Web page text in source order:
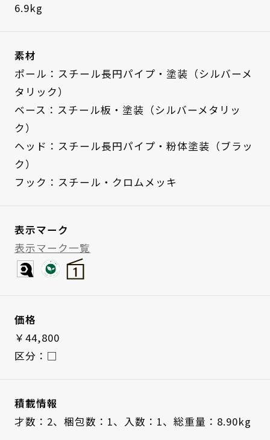
6.9kg
素材
ポール：スチール長円パイプ・塗装（シルバーメ
タリック）
ベース：スチール板・塗装（シルバーメタリッ
ク）
ヘッド：スチール長円パイプ・粉体塗装（ブラッ
ク）
フック：スチール・クロムメッキ
表示マーク
表示マーク一覧
価格
￥44,800
区分：□
積載情報
才数：2、 梱包数：1、 入数：1、 総重量：8.90kg